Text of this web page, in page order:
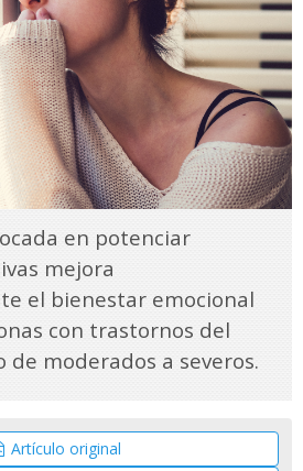
en potenciar
mejora
el bienestar emocional
con trastornos del
de moderados a severos.
Artículo original